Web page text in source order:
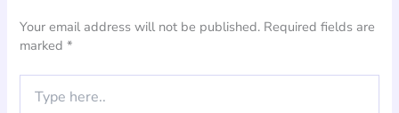
Your email address will not be published. Required fields are
marked*
here..